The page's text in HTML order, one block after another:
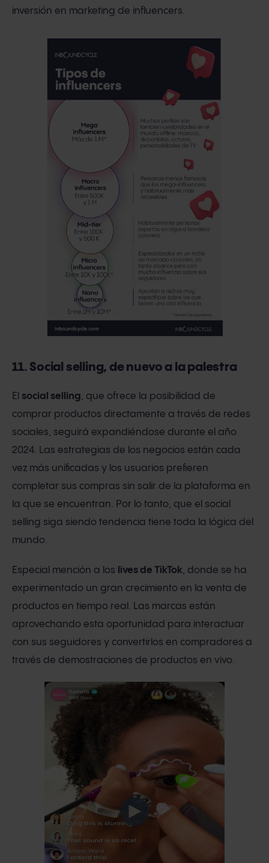
inversión en marketing de influencers.
11. Social selling, de nuevo a la palestra
El social selling, que ofrece la posibilidad de
comprar productos directamente a través de redes
sociales, seguirá expandiéndose durante el año
2024. Las estrategias de los negocios están cada
vez más unificadas y los usuarios prefieren
completar sus compras sin salir de la plataforma en
la que se encuentran. Por lo tanto, que el social
selling siga siendo tendencia tiene toda la lógica del
mundo.
Especial mención a los lives de TikTok, donde se ha
experimentado un gran crecimiento en la venta de
productos en tiempo real. Las marcas están
aprovechando esta oportunidad para interactuar
con sus seguidores y convertirlos en compradores a
través de demostraciones de productos en vivo.